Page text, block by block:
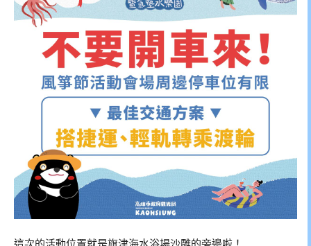
這次的活動位置就是旗津海水浴場沙雕的旁邊啦！